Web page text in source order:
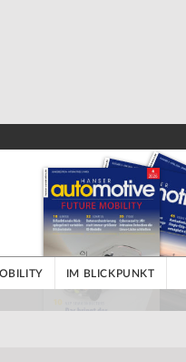
IM BLICKPUNKT